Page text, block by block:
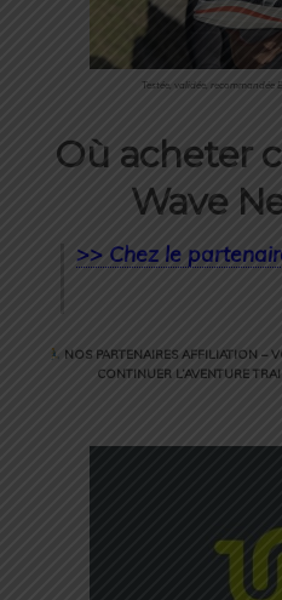
Testée, validée, recommandée
Où acheter
Wave
>> Chez le
NOS PARTENAIRES AFFILIATION –
CONTINUER L’AVENTURE